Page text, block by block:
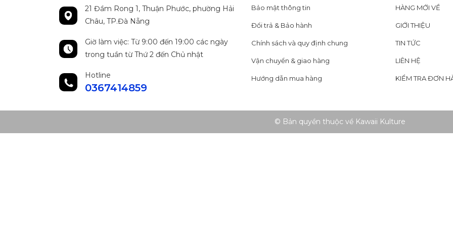
21 Đầm Rong 1, Thuận Phước, phường Hải
Châu, TP.Đà Nẵng
Giờ làm việc: Từ 9:00 đến 19:00 các ngày
trong tuần từ Thứ 2 đến Chủ nhật
Hotline
0367414859
Bảo mật thông tin
Đổi trả & Bảo hành
Chính sách và quy định chung
Vận chuyển & giao hàng
Hướng dẫn mua hàng
HÀNG MỚI VỀ
GIỚI THIỆU
TIN TỨC
LIÊN HỆ
KIỂM TRA ĐƠN
© Bản quyền thuộc về Kawaii Kulture